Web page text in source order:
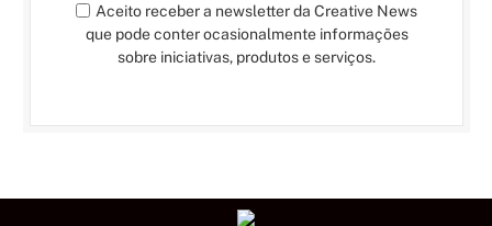
Aceito receber a newsletter da Creative News
que pode conter ocasionalmente informações
sobre iniciativas, produtos e serviços.